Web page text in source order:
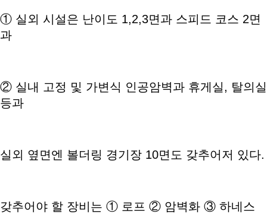
① 실외 시설은 난이도 1,2,3면과 스피드 코스 2면
과
② 실내 고정 및 가변식 인공암벽과 휴게실, 탈의실
등과
실외 옆면엔 볼더링 경기장 10면도 갖추어저 있다.
갖추어야 할 장비는 ① 로프 ② 암벽화 ③ 하네스